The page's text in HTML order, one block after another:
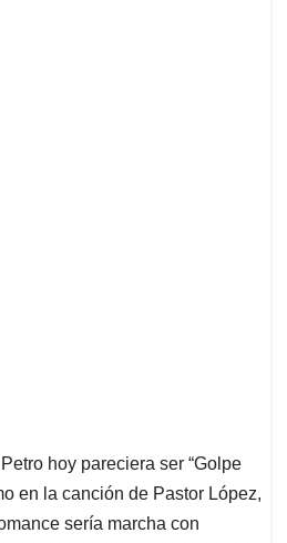
hoy pareciera ser “Golpe
en la canción de Pastor López,
sería marcha con